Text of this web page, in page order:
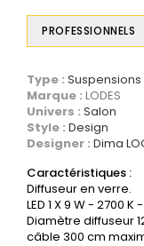
PROFESSIONNELS
Type : Suspensions
Marque : LODES
Univers : Salon
Style : Design
Designer : Dima
Caractéristiques :
Diffuseur en verre.
LED 1 X 9 W - 2700 K
Diamètre diffuseur
câble 300 cm